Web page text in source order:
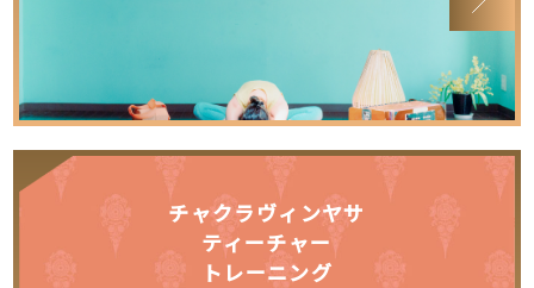
チャクラヴィンヤサ
ティーチャー
トレーニング